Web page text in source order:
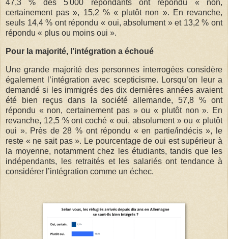
47,3 % des 5 000 répondants ont répondu « non,
certainement pas », 15,2 % « plutôt non ». En revanche,
seuls 14,4 % ont répondu « oui, absolument » et 13,2 % ont
répondu « plus ou moins oui ».
Pour la majorité, l’intégration a échoué
Une grande majorité des personnes interrogées considère
également l’intégration avec scepticisme. Lorsqu’on leur a
demandé si les immigrés des dix dernières années avaient
été bien reçus dans la société allemande, 57,8 % ont
répondu « non, certainement pas » ou « plutôt non ». En
revanche, 12,5 % ont coché « oui, absolument » ou « plutôt
oui ». Près de 28 % ont répondu « en partie/indécis », le
reste « ne sait pas ». Le pourcentage de oui est supérieur à
la moyenne, notamment chez les étudiants, tandis que les
indépendants, les retraités et les salariés ont tendance à
considérer l’intégration comme un échec.